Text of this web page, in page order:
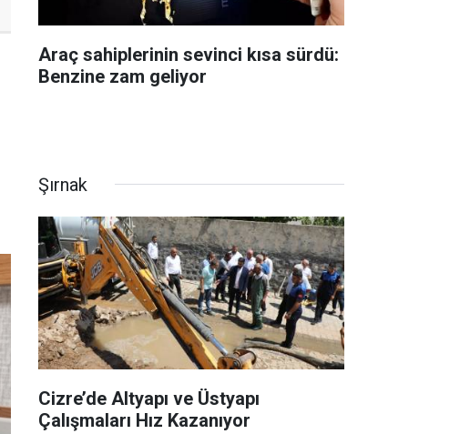
Araç sahiplerinin sevinci kısa sürdü:
Benzine zam geliyor
Şırnak
Cizre’de Altyapı ve Üstyapı
Çalışmaları Hız Kazanıyor